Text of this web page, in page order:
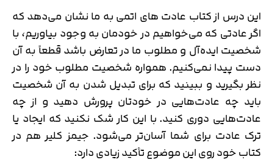
این درس از کتاب عادت های اتمی به ما نشان می‌دهد که
اگر عادتی که می‌خواهیم در خودمان به وجود بیاوریم، با
شخصیت ایده‌آل و مطلوب ما در تعارض باشد قطعاً به آن
دست پیدا نمی‌کنیم. همواره شخصیت مطلوب خود را در
نظر بگیرید و ببینید که برای تبدیل شدن به آن شخصیت
باید چه عادت‌هایی در خودتان پرورش دهید و از چه
عادت‌هایی دوری کنید. با این کار شک نکنید که ایجاد یا
ترک عادت برای شما آسان‌تر می‌شود. جیمز کلیر هم در
کتاب خود روی این موضوع تأکید زیادی دارد: